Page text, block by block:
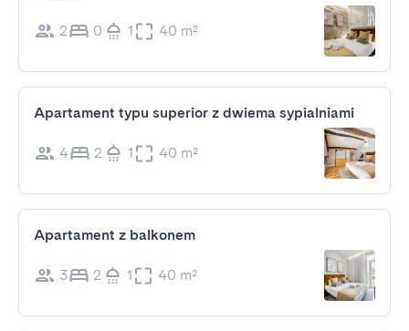
2 0 1 40 m²
Apartament typu superior z dwiema sypialniami
4 2 1 40 m²
Apartament z balkonem
3 2 1 40 m²